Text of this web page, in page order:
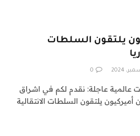
يلتقون السلطات
0
24 متابعات عالمية عاجلة: نقدم لكم في اشراق
أميركيون يلتقون السلطات الانتقالية